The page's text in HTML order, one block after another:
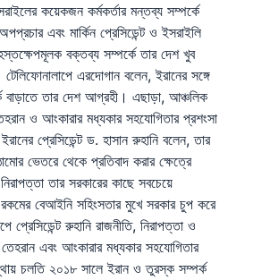
কয়েকজন কর্মকর্তার মন্তব্য সম্পর্কে
এবং মার্কিন প্রেসিডেন্ট ও ইসরাইলি
বক্তব্য সম্পর্কে তার দেশ খুব
টেলিফোনালাপে এরদোগান বলেন, ইরানের সঙ্গে
বাড়াতে তার দেশ আগ্রহী। এছাড়া, আঞ্চলিক
ও আংকারার মধ্যকার সহযোগিতার প্রশংসা
প্রেসিডেন্ট ড. হাসান রুহানি বলেন, তার
ভেতরে থেকে প্রতিবাদ করার ক্ষেত্রে
তার সরকারের কাছে সবচেয়ে
বেআইনি সহিংসতার মুখে সরকার চুপ করে
প্রেসিডেন্ট রুহানি রাজনীতি, নিরাপত্তা ও
তেহরান এবং আংকারার মধ্যকার সহযোগিতার
চলতি ২০১৮ সালে ইরান ও তুরস্ক সম্পর্ক